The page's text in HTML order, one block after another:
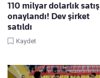
110 milyar dolarlık satış
onaylandı! Dev şirket
satıldı
Kaydet